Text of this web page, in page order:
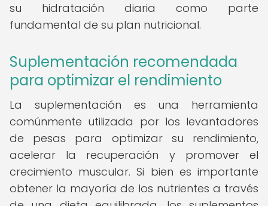
su hidratación diaria como parte
fundamental de su plan nutricional.
Suplementación recomendada
para optimizar el rendimiento
La suplementación es una herramienta
comúnmente utilizada por los levantadores
de pesas para optimizar su rendimiento,
acelerar la recuperación y promover el
crecimiento muscular. Si bien es importante
obtener la mayoría de los nutrientes a través